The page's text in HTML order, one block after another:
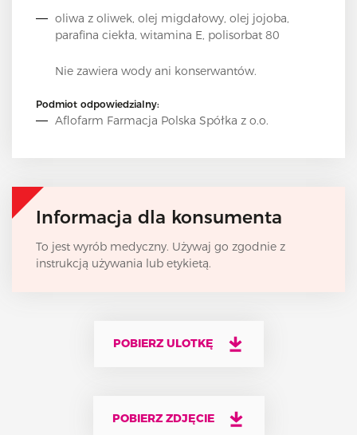
oliwa z oliwek, olej migdałowy, olej jojoba,
parafina ciekła, witamina E, polisorbat 80
Nie zawiera wody ani konserwantów.
Podmiot odpowiedzialny:
Aflofarm Farmacja Polska Spółka z o.o.
Informacja dla konsumenta
To jest wyrób medyczny. Używaj go zgodnie z
instrukcją używania lub etykietą.
POBIERZ ULOTKĘ
POBIERZ ZDJĘCIE